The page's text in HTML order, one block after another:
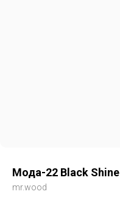
Мода-22 Black Shine
mr.wood